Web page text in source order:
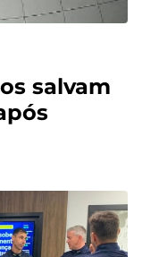
salvam